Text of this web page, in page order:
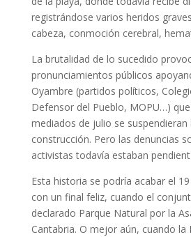
registrándose varios heridos
cabeza, conmoción cerebral,
La brutalidad de lo sucedido
pronunciamientos públicos
Oyambre (partidos políticos,
Defensor del Pueblo, MOPU…)
mediados de julio se suspendieran
construcción. Pero las denuncias
activistas todavía estaban
Esta historia se podría acabar el
con un final feliz, cuando el
declarado Parque Natural por la
Cantabria. O mejor aún, cuando la